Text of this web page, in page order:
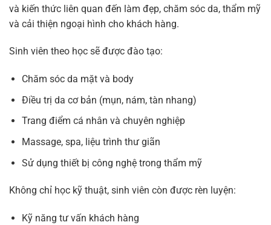
và kiến thức liên quan đến làm đẹp, chăm sóc da, thẩm mỹ
và cải thiện ngoại hình cho khách hàng.
Sinh viên theo học sẽ được đào tạo:
Chăm sóc da mặt và body
Điều trị da cơ bản (mụn, nám, tàn nhang)
Trang điểm cá nhân và chuyên nghiệp
Massage, spa, liệu trình thư giãn
Sử dụng thiết bị công nghệ trong thẩm mỹ
Không chỉ học kỹ thuật, sinh viên còn được rèn luyện:
Kỹ năng tư vấn khách hàng